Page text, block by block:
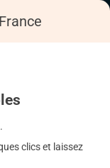
.
clics et laissez